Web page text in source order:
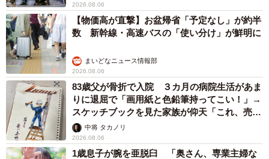
2026.08.06
【物価高が直撃】お盆帰省「予定なし」が約半
数 新幹線・高速バスの「使い分け」が鮮明に
まいどなニュース情報部
2026.08.06
83歳父が骨折で入院 ３カ月の病院生活があま
りに退屈で「画用紙と色鉛筆持ってこい！」→
スケッチブックを見た家族が仰天「これ、売れ
ますよ…」
中将 タカノリ
2026.08.06
1歳息子が腕を亜脱臼 「奥さん、専業主婦な